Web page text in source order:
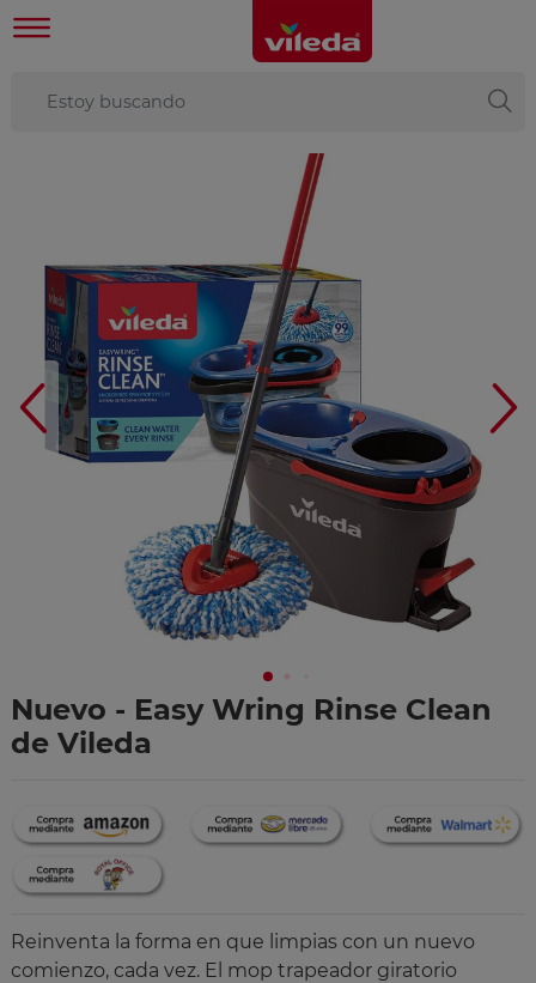
Nuevo - Easy Wring Rinse Clean
de Vileda
Reinventa la forma en que limpias con un nuevo
comienzo, cada vez. El mop trapeador giratorio